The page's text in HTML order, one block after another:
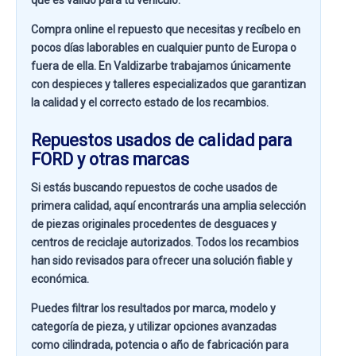
Compra online el repuesto que necesitas y recíbelo en
pocos días laborables en cualquier punto de Europa o
fuera de ella. EnValdizarbetrabajamos únicamente
con despieces y talleres especializados que garantizan
la calidad y el correcto estado de los recambios.
Repuestos usados de calidad para
FORD y otras marcas
Si estás buscandorepuestos de coche usados de
primera calidad, aquí encontrarás una amplia selección
de piezas originales procedentes de desguaces y
centros de reciclaje autorizados. Todos los recambios
han sido revisados para ofrecer una solución fiable y
económica.
Puedes filtrar los resultados pormarca, modelo y
categoría de pieza, y utilizar opciones avanzadas
comocilindrada, potencia o año de fabricaciónpara